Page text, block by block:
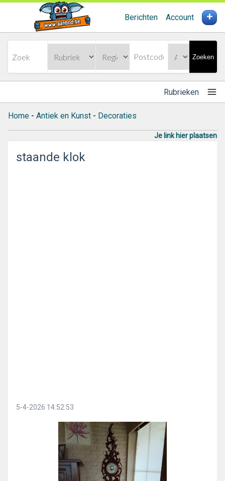
Berichten Account +
Zoeken
Rubrieken
Home - Antiek en Kunst - Decoraties
Je link hier plaatsen
staande klok
5-4-2026 14:52:53